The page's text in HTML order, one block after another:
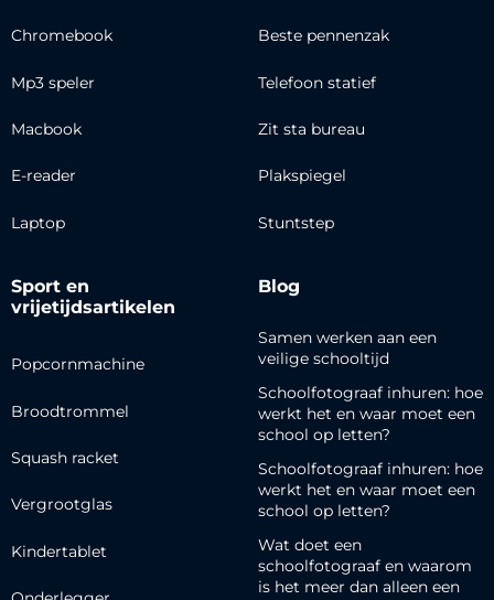
Chromebook
Mp3 speler
Macbook
E-reader
Laptop
Beste pennenzak
Telefoon statief
Zit sta bureau
Plakspiegel
Stuntstep
Sport en
vrijetijdsartikelen
Popcornmachine
Broodtrommel
Squash racket
Vergrootglas
Kindertablet
Blog
Samen werken aan een
veilige schooltijd
Schoolfotograaf inhuren: hoe
werkt het en waar moet een
school op letten?
Schoolfotograaf inhuren: hoe
werkt het en waar moet een
school op letten?
Wat doet een
schoolfotograaf en waarom
is het meer dan alleen een